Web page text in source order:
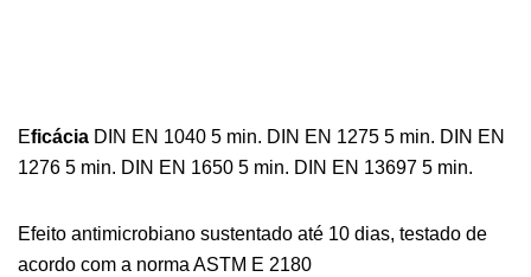
Eficácia DIN EN 1040 5 min. DIN EN 1275 5 min. DIN EN
1276 5 min. DIN EN 1650 5 min. DIN EN 13697 5 min.
Efeito antimicrobiano sustentado até 10 dias, testado de
acordo com a norma ASTM E 2180